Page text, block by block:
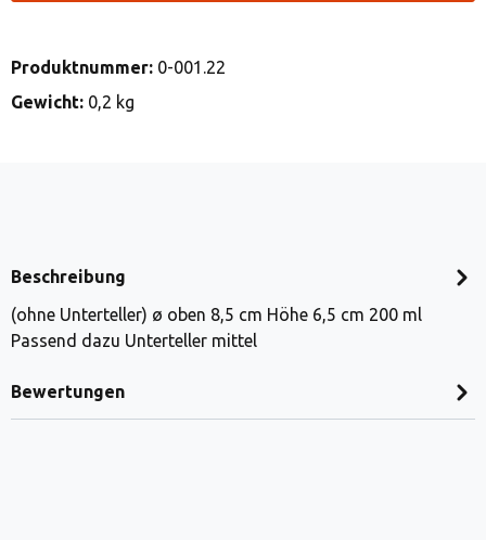
Produktnummer: 0-001.22
Gewicht: 0,2 kg
Beschreibung
(ohne Unterteller) ø oben 8,5 cm Höhe 6,5 cm 200 ml
Passend dazu Unterteller mittel
Bewertungen